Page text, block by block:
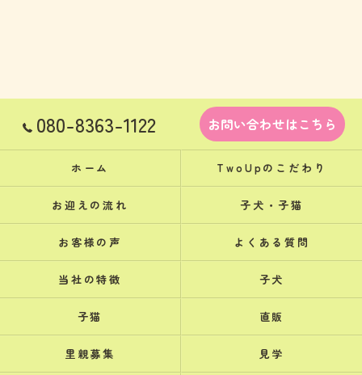
080-8363-1122 お問い合わせはこちら
ホーム TwoUpのこだわり
お迎えの流れ 子犬・子猫
お客様の声 よくある質問
当社の特徴 子犬
子猫 直販
里親募集 見学